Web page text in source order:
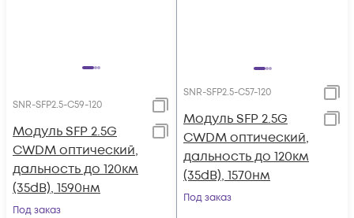
SNR-SFP2.5-C59-120
Модуль SFP 2.5G
CWDM оптический,
дальность до 120км
(35dB), 1590нм
Под заказ
SNR-SFP2.5-C57-120
Модуль SFP 2.5G
CWDM оптический,
дальность до 120км
(35dB), 1570нм
Под заказ